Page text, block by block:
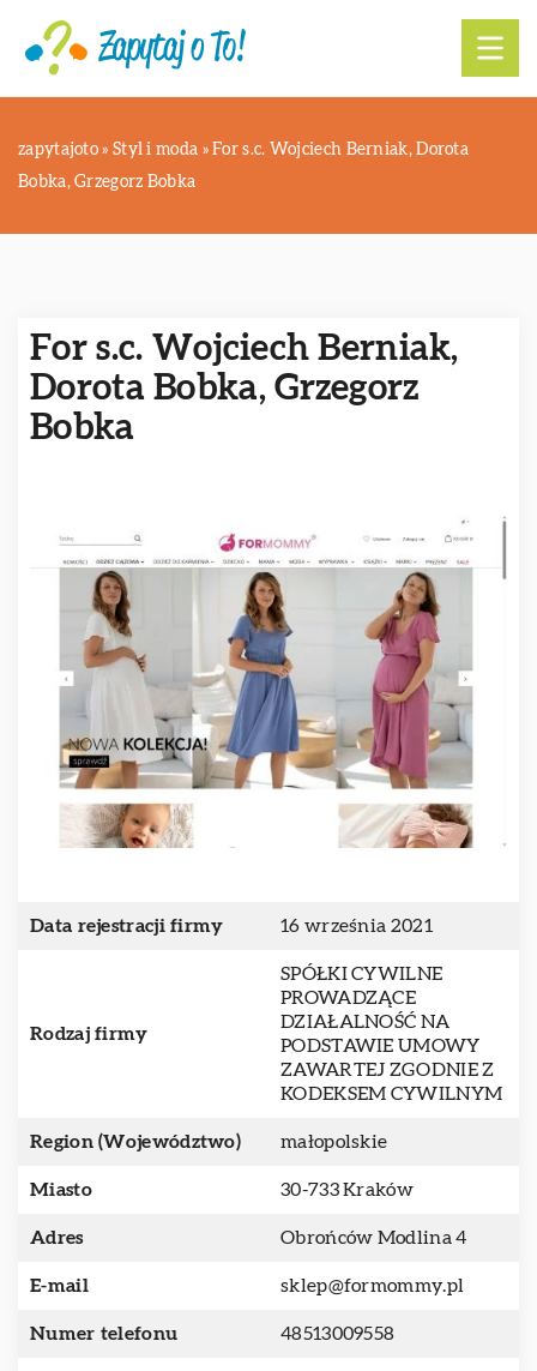
zapytajoto » Styl i moda »For s.c. Wojciech Berniak, Dorota
Bobka, Grzegorz Bobka
For s.c. Wojciech Berniak,
Dorota Bobka, Grzegorz
Bobka
Data rejestracji firmy 16 września 2021
Rodzaj firmy
SPÓŁKI CYWILNE
PROWADZĄCE
DZIAŁALNOŚĆ NA
PODSTAWIE UMOWY
ZAWARTEJ ZGODNIE Z
KODEKSEM CYWILNYM
Region (Województwo) małopolskie
Miasto 30-733 Kraków
Adres Obrońców Modlina 4
E-mail sklep@formommy.pl
Numer telefonu 48513009558